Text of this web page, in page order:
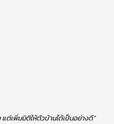
ต่เพิ่มมิติให้ตัวบ้านได้เป็นอย่างดี”